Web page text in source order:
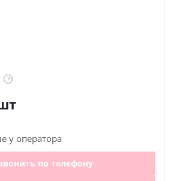
?
у оператора
по телефону